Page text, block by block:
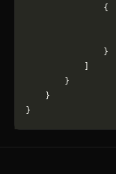
                {
                }
        }
    }
}